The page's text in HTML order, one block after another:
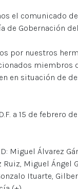
el comunicado
de Gobernación
por nuestros
miembros
en situación de
a 15 de febrero
Miguel Álvarez
Ruiz, Miguel Ángel
Ituarte,